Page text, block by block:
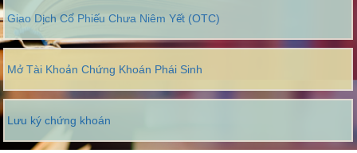
Giao Dịch Cổ Phiếu Chưa Niêm Yết (OTC)
Mở Tài Khoản Chứng Khoán Phái Sinh
Lưu ký chứng khoán